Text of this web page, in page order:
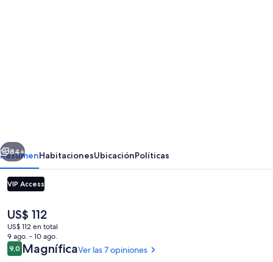
Siguiente
84+
ResumenHabitacionesUbicaciónPolíticas
VIP Access
El
precio
actual
es
de
US$ 112
US$ 112 en total
9 ago. - 10 ago.
Opiniones
9,09,0 de 10
MagníficaVer las 7 opiniones